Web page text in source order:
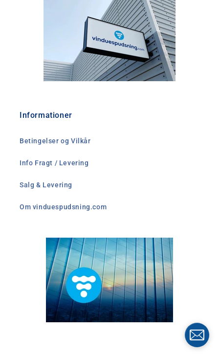
Informationer
Betingelser og Vilkår
Info Fragt / Levering
Salg & Levering
Om vinduespudsning.com